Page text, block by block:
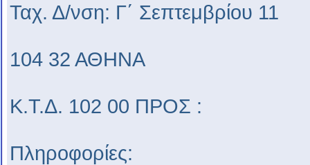
Ταχ. Δ/νση: Γ΄ Σεπτεμβρίου 11
104 32 ΑΘΗΝΑ
Κ.Τ.Δ. 102 00 ΠΡΟΣ :
Πληροφορίες: